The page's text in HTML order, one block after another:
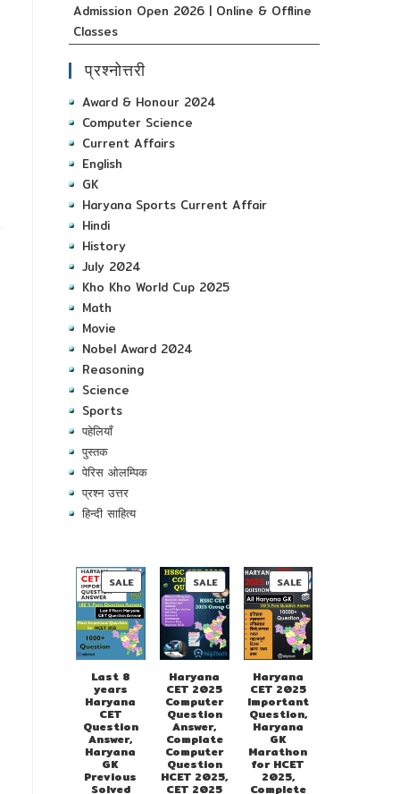
Admission Open 2026 | Online & Offline
Classes
प्रश्नोत्तरी
Award & Honour 2024
Computer Science
Current Affairs
English
GK
Haryana Sports Current Affair
Hindi
History
July 2024
Kho Kho World Cup 2025
Math
Movie
Nobel Award 2024
Reasoning
Science
Sports
पहेलियाँ
पुस्तक
पेरिस ओलम्पिक
प्रश्न उत्तर
हिन्दी साहित्य
SALEPRODUCT
ON
SALE
Last 8
years
Haryana
CET
Question
Answer,
Haryana
GK
Previous
Solved
SALEPRODUCT
ON
SALE
Haryana
CET 2025
Computer
Question
Answer,
Complate
Computer
Question
HCET 2025,
CET 2025
SALEPRODUCT
ON
SALE
Haryana
CET 2025
Important
Question,
Haryana
GK
Marathon
for HCET
2025,
Complete